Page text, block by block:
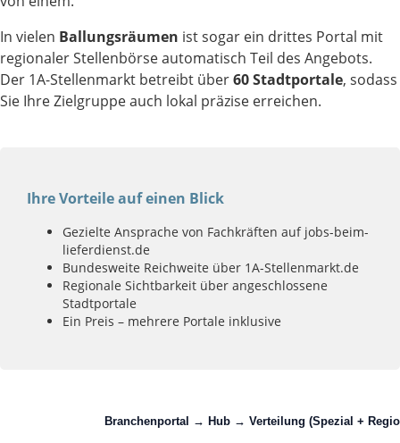
In vielen Ballungsräumen ist sogar ein drittes Portal mit
regionaler Stellenbörse automatisch Teil des Angebots.
Der 1A-Stellenmarkt betreibt über60 Stadtportale, sodass
Sie Ihre Zielgruppe auch lokal präzise erreichen.
Ihre Vorteile auf einen Blick
Gezielte Ansprache von Fachkräften auf jobs-beim-
lieferdienst.de
Bundesweite Reichweite über 1A-Stellenmarkt.de
Regionale Sichtbarkeit über angeschlossene
Stadtportale
Ein Preis – mehrere Portale inklusive
Branchenportal → Hub → Verteilung (Spezial +